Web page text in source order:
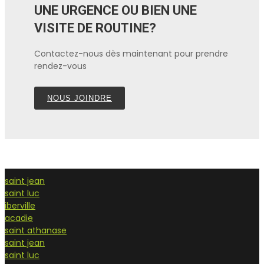
UNE URGENCE OU BIEN UNE
VISITE DE ROUTINE?
Contactez-nous dès maintenant pour prendre
rendez-vous
NOUS JOINDRE
saint jean
saint luc
iberville
acadie
saint athanase
saint jean
saint luc